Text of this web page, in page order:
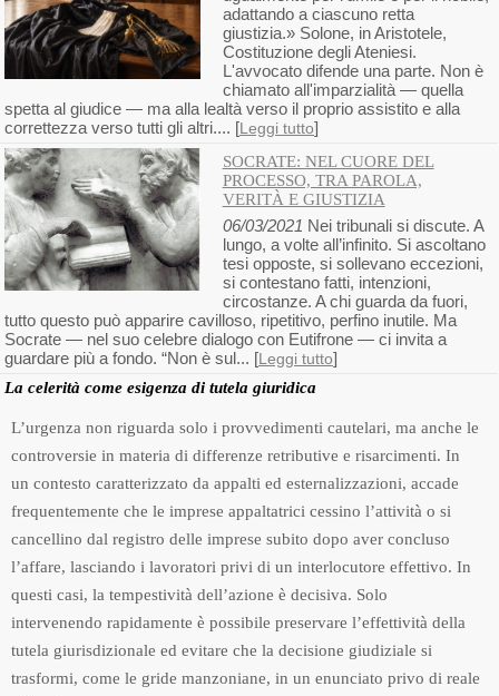
adattando a ciascuno retta
giustizia.» Solone, in Aristotele,
Costituzione degli Ateniesi.
L'avvocato difende una parte. Non è
chiamato all'imparzialità — quella
spetta al giudice — ma alla lealtà verso il proprio assistito e alla
correttezza verso tutti gli altri.... [Leggi tutto]
SOCRATE: NEL CUORE DEL
PROCESSO, TRA PAROLA,
VERITÀ E GIUSTIZIA
06/03/2021 Nei tribunali si discute. A
lungo, a volte all’infinito. Si ascoltano
tesi opposte, si sollevano eccezioni,
si contestano fatti, intenzioni,
circostanze. A chi guarda da fuori,
tutto questo può apparire cavilloso, ripetitivo, perfino inutile. Ma
Socrate — nel suo celebre dialogo con Eutifrone — ci invita a
guardare più a fondo. “Non è sul... [Leggi tutto]
La celerità come esigenza di tutela giuridica
L’urgenza non riguarda solo i provvedimenti cautelari, ma anche le
controversie in materia di differenze retributive e risarcimenti. In
un contesto caratterizzato da appalti ed esternalizzazioni, accade
frequentemente che le imprese appaltatrici cessino l’attività o si
cancellino dal registro delle imprese subito dopo aver concluso
l’affare, lasciando i lavoratori privi di un interlocutore effettivo. In
questi casi, la tempestività dell’azione è decisiva. Solo
intervenendo rapidamente è possibile preservare l’effettività della
tutela giurisdizionale ed evitare che la decisione giudiziale si
trasformi, come le gride manzoniane, in un enunciato privo di reale